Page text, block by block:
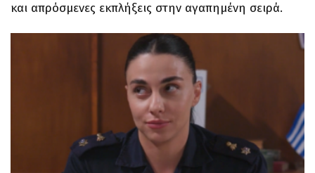
και απρόσμενες εκπλήξεις στην αγαπημένη σειρά.